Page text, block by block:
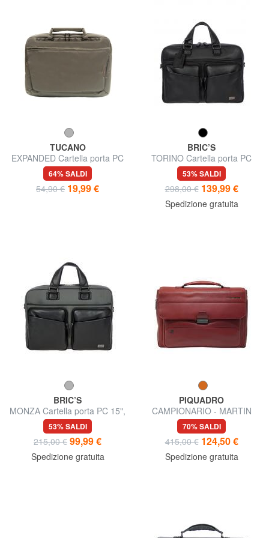
TUCANO
EXPANDED Cartella porta PC
13"
64% SALDI
54,90 € 19,99 €
BRIC’S
TORINO Cartella porta PC
15", in pelle
53% SALDI
298,00 € 139,99 €
Spedizione gratuita
BRIC’S
MONZA Cartella porta PC 15",
con tracolla
53% SALDI
215,00 € 99,99 €
Spedizione gratuita
PIQUADRO
CAMPIONARIO - MARTIN
Cartella espandibile porta PC
15,6"
70% SALDI
415,00 € 124,50 €
Spedizione gratuita